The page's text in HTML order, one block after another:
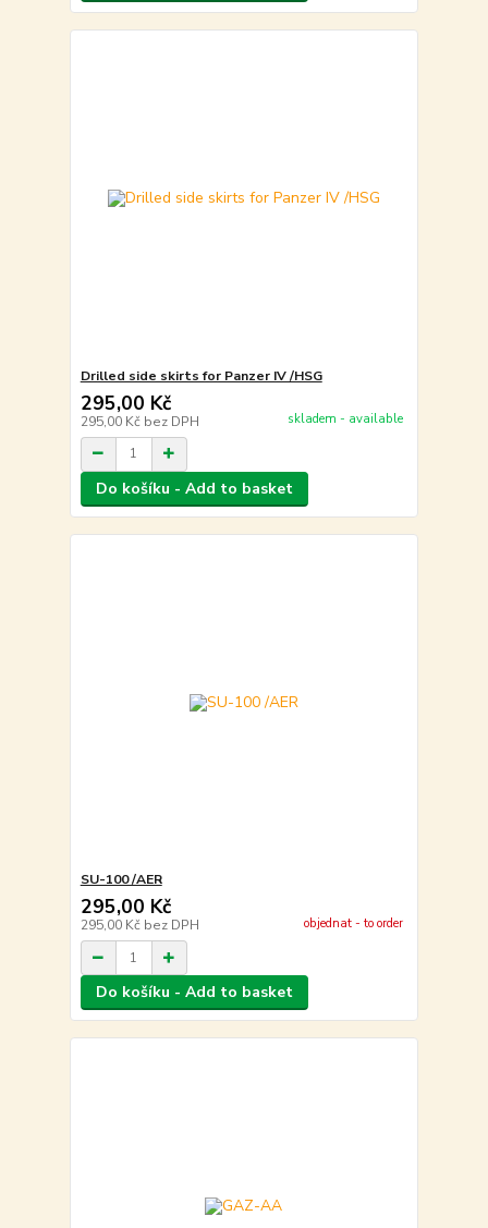
Drilled side skirts for Panzer IV /HSG
295,00 Kč
295,00 Kč bez DPH skladem - available
Do košíku - Add to basket
SU-100 /AER
295,00 Kč
295,00 Kč bez DPH objednat - to order
Do košíku - Add to basket